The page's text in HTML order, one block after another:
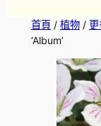
首頁/ 植物/
‘Album’